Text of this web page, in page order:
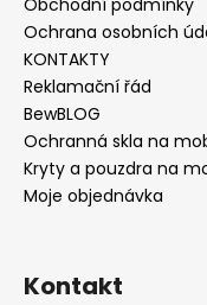
Ochrana osobních
KONTAKTY
Reklamační řád
BewBLOG
Ochranná skla na
Kryty a pouzdra na
Moje objednávka
Kontakt